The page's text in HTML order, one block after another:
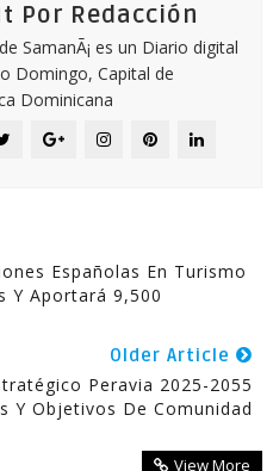
Por Redacción
SamanÃ¡ es un Diario digital
Domingo, Capital de
Dominicana
Españolas En Turismo
Y Aportará 9,500
Older Article
Peravia 2025-2055
Y Objetivos De Comunidad
View More